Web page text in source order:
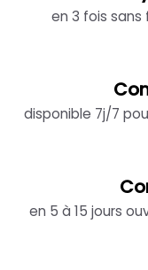
en 3 fois
disponible 7j/7
en 5 à 15 jours